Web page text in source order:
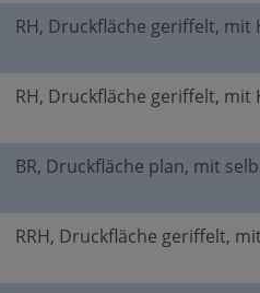
RH, Druckfläche geriffelt,
RH, Druckfläche geriffelt,
BR, Druckfläche plan, mit
RRH, Druckfläche geriffelt,